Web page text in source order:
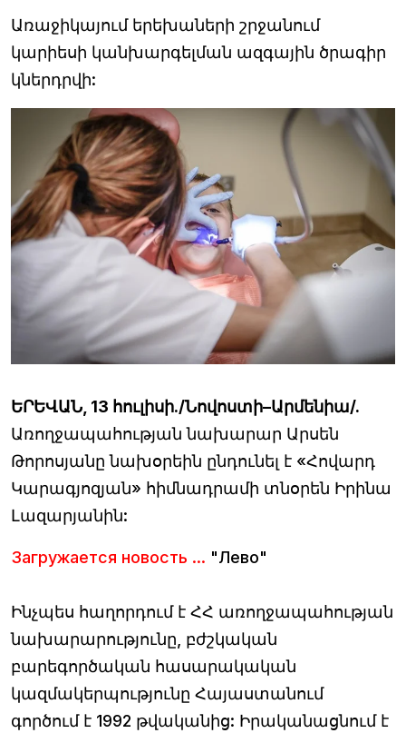
Առաջիկայում երեխաների շրջանում
կարիեսի կանխարգելման ազգային ծրագիր
կներդրվի:
ԵՐԵՎԱՆ, 13 հուլիսի./Նովոստի–Արմենիա/.
Առողջապահության նախարար Արսեն
Թորոսյանը նախօրեին ընդունել է «Հովարդ
Կարագյոզյան» հիմնադրամի տնօրեն Իրինա
Լազարյանին:
Загружается новость ... "Лево"
Ինչպես հաղորդում է ՀՀ առողջապահության
նախարարությունը, բժշկական
բարեգործական հասարակական
կազմակերպությունը Հայաստանում
գործում է 1992 թվականից: Իրականացնում է